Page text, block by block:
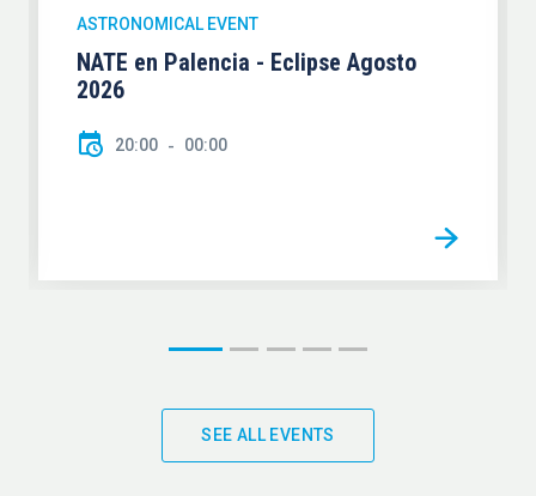
ASTRONOMICAL EVENT
NATE en Palencia - Eclipse Agosto
2026
20:00 00:00
SEE ALL EVENTS